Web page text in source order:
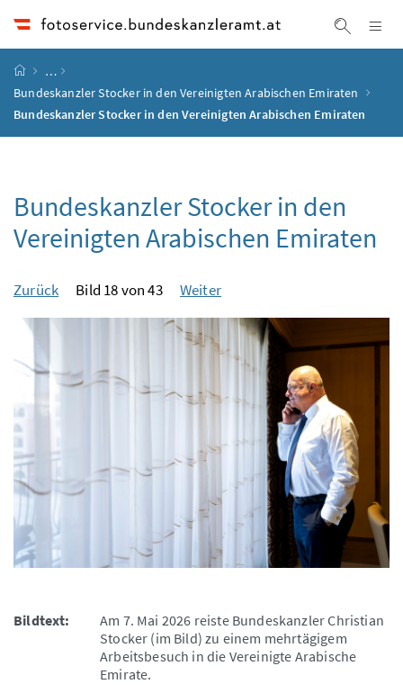
Suche
Startseite
…
Bundeskanzler Stocker in den Vereinigten Arabischen Emiraten
Bundeskanzler Stocker in den Vereinigten Arabischen Emiraten
Bundeskanzler Stocker in den
Vereinigten Arabischen Emiraten
Zurück Bild 18 von 43 Weiter
Bildtext:
Am 7. Mai 2026 reiste Bundeskanzler Christian
Stocker (im Bild) zu einem mehrtägigem
Arbeitsbesuch in die Vereinigte Arabische
Emirate.